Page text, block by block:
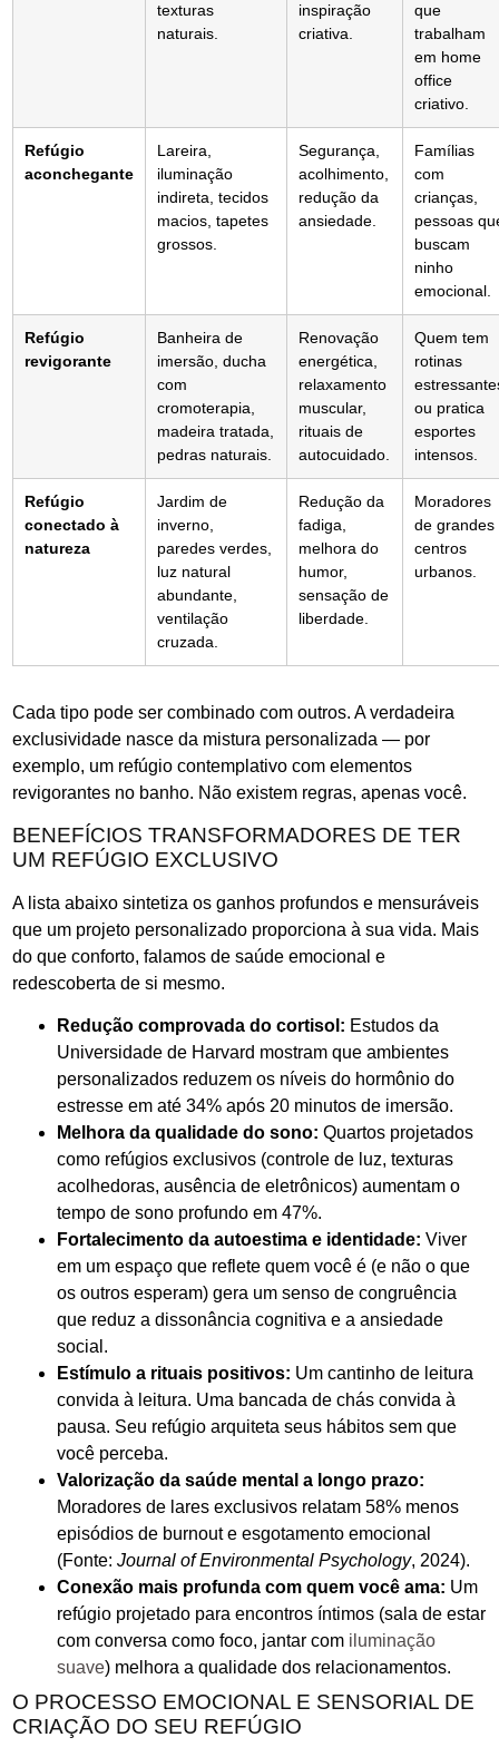
texturas
naturais.
inspiração
criativa.
que
trabalham
em home
office
criativo.
Refúgio
aconchegante
Lareira,
iluminação
indireta, tecidos
macios, tapetes
grossos.
Segurança,
acolhimento,
redução da
ansiedade.
Famílias
com
crianças,
pessoas
buscam
ninho
emocional.
Refúgio
revigorante
Banheira de
imersão, ducha
com
cromoterapia,
madeira tratada,
pedras naturais.
Renovação
energética,
relaxamento
muscular,
rituais de
autocuidado.
Quem tem
rotinas
ou pratica
esportes
intensos.
Refúgio
conectado à
natureza
Jardim de
inverno,
paredes verdes,
luz natural
abundante,
ventilação
cruzada.
Redução da
fadiga,
melhora do
humor,
sensação de
liberdade.
Moradores
de grandes
centros
urbanos.
Cada tipo pode ser combinado com outros. A verdadeira
exclusividade nasce da mistura personalizada — por
exemplo, um refúgio contemplativo com elementos
revigorantes no banho. Não existem regras, apenas você.
BENEFÍCIOS TRANSFORMADORES DE TER
UM REFÚGIO EXCLUSIVO
A lista abaixo sintetiza os ganhos profundos e mensuráveis
que um projeto personalizado proporciona à sua vida. Mais
do que conforto, falamos de saúde emocional e
redescoberta de si mesmo.
Redução comprovada do cortisol: Estudos da
Universidade de Harvard mostram que ambientes
personalizados reduzem os níveis do hormônio do
estresse em até 34% após 20 minutos de imersão.
Melhora da qualidade do sono: Quartos projetados
como refúgios exclusivos (controle de luz, texturas
acolhedoras, ausência de eletrônicos) aumentam o
tempo de sono profundo em 47%.
Fortalecimento da autoestima e identidade: Viver
em um espaço que reflete quem você é (e não o que
os outros esperam) gera um senso de congruência
que reduz a dissonância cognitiva e a ansiedade
social.
Estímulo a rituais positivos: Um cantinho de leitura
convida à leitura. Uma bancada de chás convida à
pausa. Seu refúgio arquiteta seus hábitos sem que
você perceba.
Valorização da saúde mental a longo prazo:
Moradores de lares exclusivos relatam 58% menos
episódios de burnout e esgotamento emocional
(Fonte: Journal of Environmental Psychology, 2024).
Conexão mais profunda com quem você ama: Um
refúgio projetado para encontros íntimos (sala de estar
com conversa como foco, jantar com iluminação
suave) melhora a qualidade dos relacionamentos.
O PROCESSO EMOCIONAL E SENSORIAL DE
CRIAÇÃO DO SEU REFÚGIO